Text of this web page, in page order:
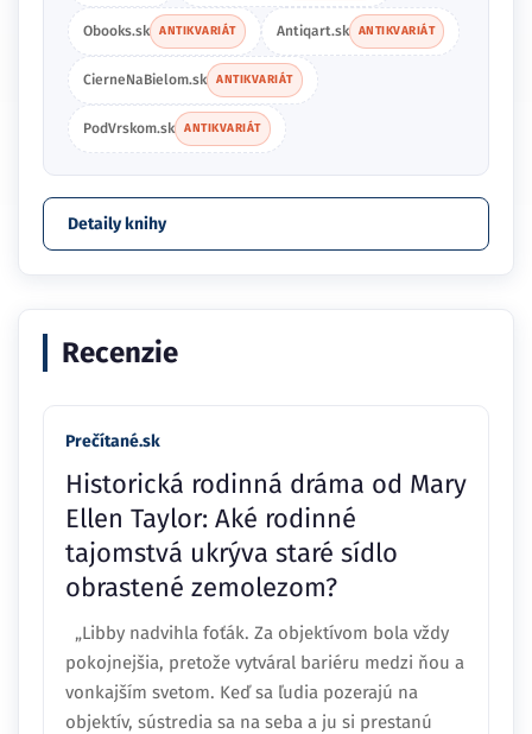
Obooks.sk ANTIKVARIÁT Antiqart.sk ANTIKVARIÁT
CierneNaBielom.sk ANTIKVARIÁT
PodVrskom.sk ANTIKVARIÁT
Detaily knihy
Recenzie
Prečítané.sk
Historická rodinná dráma od Mary
Ellen Taylor: Aké rodinné
tajomstvá ukrýva staré sídlo
obrastené zemolezom?
„Libby nadvihla foťák. Za objektívom bola vždy
pokojnejšia, pretože vytváral bariéru medzi ňou a
vonkajším svetom. Keď sa ľudia pozerajú na
objektív, sústredia sa na seba a ju si prestanú